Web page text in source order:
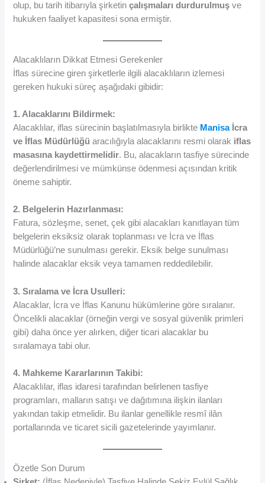
olup, bu tarih itibarıyla şirketinçalışmaları durdurulmuş ve
hukuken faaliyet kapasitesi sona ermiştir.
Alacaklıların Dikkat Etmesi Gerekenler
İflas sürecine giren şirketlerle ilgili alacaklıların izlemesi
gereken hukuki süreç aşağıdaki gibidir:
1. Alacaklarını Bildirmek:
Alacaklılar, iflas sürecinin başlatılmasıyla birlikte Manisa İcra
ve İflas Müdürlüğü aracılığıyla alacaklarını resmi olarak iflas
masasına kaydettirmelidir. Bu, alacakların tasfiye sürecinde
değerlendirilmesi ve mümkünse ödenmesi açısından kritik
öneme sahiptir.
2. Belgelerin Hazırlanması:
Fatura, sözleşme, senet, çek gibi alacakları kanıtlayan tüm
belgelerin eksiksiz olarak toplanması ve İcra ve İflas
Müdürlüğü’ne sunulması gerekir. Eksik belge sunulması
halinde alacaklar eksik veya tamamen reddedilebilir.
3. Sıralama ve İcra Usulleri:
Alacaklar, İcra ve İflas Kanunu hükümlerine göre sıralanır.
Öncelikli alacaklar (örneğin vergi ve sosyal güvenlik primleri
gibi) daha önce yer alırken, diğer ticari alacaklar bu
sıralamaya tabi olur.
4. Mahkeme Kararlarının Takibi:
Alacaklılar, iflas idaresi tarafından belirlenen tasfiye
programları, malların satışı ve dağıtımına ilişkin ilanları
yakından takip etmelidir. Bu ilanlar genellikle resmî ilân
portallarında ve ticaret sicili gazetelerinde yayımlanır.
Özetle Son Durum